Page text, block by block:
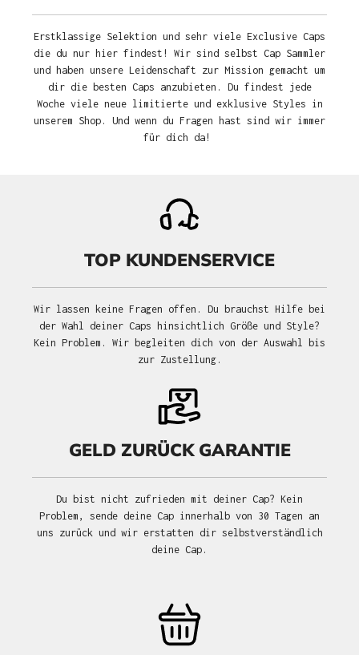
Erstklassige Selektion und sehr viele Exclusive Caps
die du nur hier findest! Wir sind selbst Cap Sammler
und haben unsere Leidenschaft zur Mission gemacht um
dir die besten Caps anzubieten. Du findest jede
Woche viele neue limitierte und exklusive Styles in
unserem Shop. Und wenn du Fragen hast sind wir immer
für dich da!
TOP KUNDENSERVICE
Wir lassen keine Fragen offen. Du brauchst Hilfe bei
der Wahl deiner Caps hinsichtlich Größe und Style?
Kein Problem. Wir begleiten dich von der Auswahl bis
zur Zustellung.
GELD ZURÜCK GARANTIE
Du bist nicht zufrieden mit deiner Cap? Kein
Problem, sende deine Cap innerhalb von 30 Tagen an
uns zurück und wir erstatten dir selbstverständlich
deine Cap.